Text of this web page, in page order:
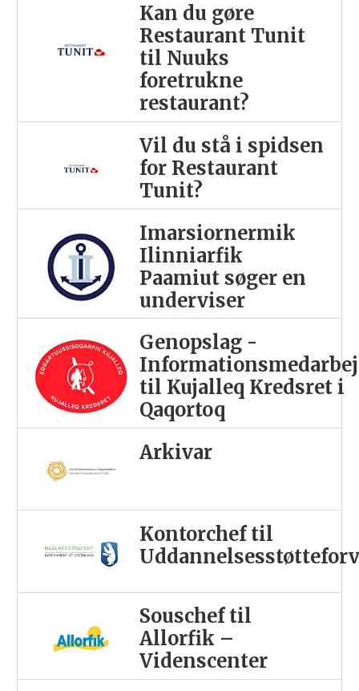
Kan du gøre
Restaurant Tunit
til Nuuks
foretrukne
restaurant?
Vil du stå i spidsen
for Restaurant
Tunit?
Imarsiornermik
Ilinniarfik
Paamiut søger en
underviser
Genopslag -
til Kujalleq Kredsret i
Qaqortoq
Arkivar
Kontorchef til
Souschef til
Allorfik –
Videnscenter